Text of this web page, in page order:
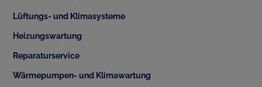
Lüftungs- und Klimasysteme
Heizungswartung
Reparaturservice
Wärmepumpen- und Klimawartung